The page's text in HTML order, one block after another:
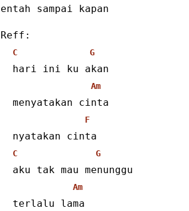
entah sampai kapan
Reff:
C G
hari ini ku akan
Am
menyatakan cinta
F
nyatakan cinta
C G
aku tak mau menunggu
Am
terlalu lama